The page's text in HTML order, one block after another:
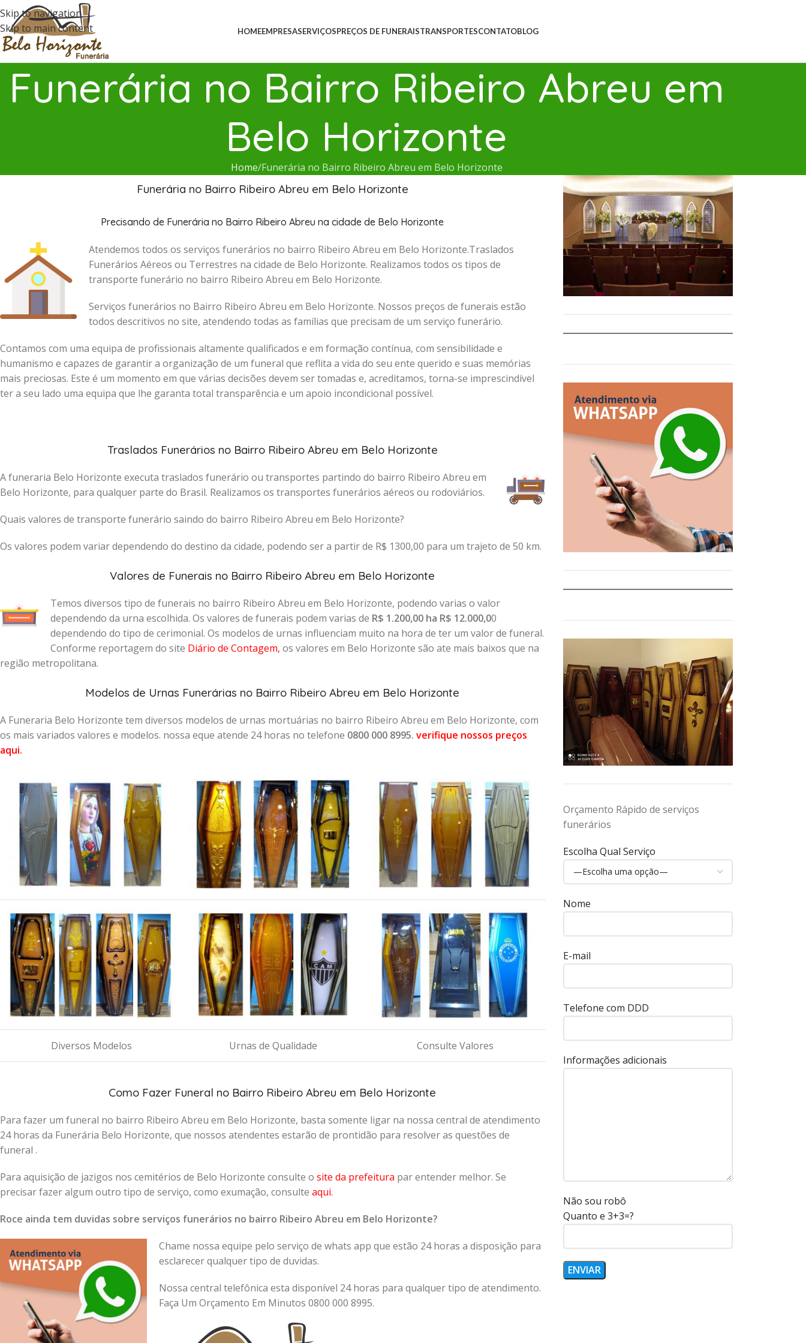
Skip to navigation
Skip to main content
HOMEEMPRESASERVIÇOSPREÇOS DE FUNERAISTRANSPORTESCONTATOBLOG
Funerária no Bairro Ribeiro Abreu em
Belo Horizonte
Home Funerária no Bairro Ribeiro Abreu em Belo Horizonte
Funerária no Bairro Ribeiro Abreu em Belo Horizonte
Precisando de Funerária no Bairro Ribeiro Abreu na cidade de Belo Horizonte
Atendemos todos os serviços funerários no bairro Ribeiro Abreu em Belo Horizonte.Traslados
Funerários Aéreos ou Terrestres na cidade de Belo Horizonte. Realizamos todos os tipos de
transporte funerário no bairro Ribeiro Abreu em Belo Horizonte.
Serviços funerários no Bairro Ribeiro Abreu em Belo Horizonte. Nossos preços de funerais estão
todos descritivos no site, atendendo todas as famílias que precisam de um serviço funerário.
Contamos com uma equipa de profissionais altamente qualificados e em formação contínua, com sensibilidade e
humanismo e capazes de garantir a organização de um funeral que reflita a vida do seu ente querido e suas memórias
mais preciosas. Este é um momento em que várias decisões devem ser tomadas e, acreditamos, torna-se imprescindível
ter a seu lado uma equipa que lhe garanta total transparência e um apoio incondicional possível.
Traslados Funerários no Bairro Ribeiro Abreu em Belo Horizonte
A funeraria Belo Horizonte executa traslados funerário ou transportes partindo do bairro Ribeiro Abreu em
Belo Horizonte, para qualquer parte do Brasil. Realizamos os transportes funerários aéreos ou rodoviários.
Quais valores de transporte funerário saindo do bairro Ribeiro Abreu em Belo Horizonte?
Os valores podem variar dependendo do destino da cidade, podendo ser a partir de R$ 1300,00 para um trajeto de 50 km.
Valores de Funerais no Bairro Ribeiro Abreu em Belo Horizonte
Temos diversos tipo de funerais no bairro Ribeiro Abreu em Belo Horizonte, podendo varias o valor
dependendo da urna escolhida. Os valores de funerais podem varias de R$ 1.200,00 ha R$ 12.000,00
dependendo do tipo de cerimonial. Os modelos de urnas influenciam muito na hora de ter um valor de funeral.
Conforme reportagem do site Diário de Contagem, os valores em Belo Horizonte são ate mais baixos que na
região metropolitana.
Modelos de Urnas Funerárias no Bairro Ribeiro Abreu em Belo Horizonte
A Funeraria Belo Horizonte tem diversos modelos de urnas mortuárias no bairro Ribeiro Abreu em Belo Horizonte, com
os mais variados valores e modelos. nossa eque atende 24 horas no telefone 0800 000 8995. verifique nossos preços
aqui.
Diversos Modelos Urnas de Qualidade Consulte Valores
Como Fazer Funeral no Bairro Ribeiro Abreu em Belo Horizonte
Para fazer um funeral no bairro Ribeiro Abreu em Belo Horizonte, basta somente ligar na nossa central de atendimento
24 horas da Funerária Belo Horizonte, que nossos atendentes estarão de prontidão para resolver as questões de
funeral .
Para aquisição de jazigos nos cemitérios de Belo Horizonte consulte o site da prefeitura par entender melhor. Se
precisar fazer algum outro tipo de serviço, como exumação, consulte aqui.
Roce ainda tem duvidas sobre serviços funerários no bairro Ribeiro Abreu em Belo Horizonte?
Chame nossa equipe pelo serviço de whats app que estão 24 horas a disposição para
esclarecer qualquer tipo de duvidas.
Nossa central telefônica esta disponível 24 horas para qualquer tipo de atendimento.
Faça Um Orçamento Em Minutos 0800 000 8995.
Orçamento Rápido de serviços
funerários
Escolha Qual Serviço
Nome
E-mail
Telefone com DDD
Informações adicionais
Não sou robô
Quanto e 3+3=?